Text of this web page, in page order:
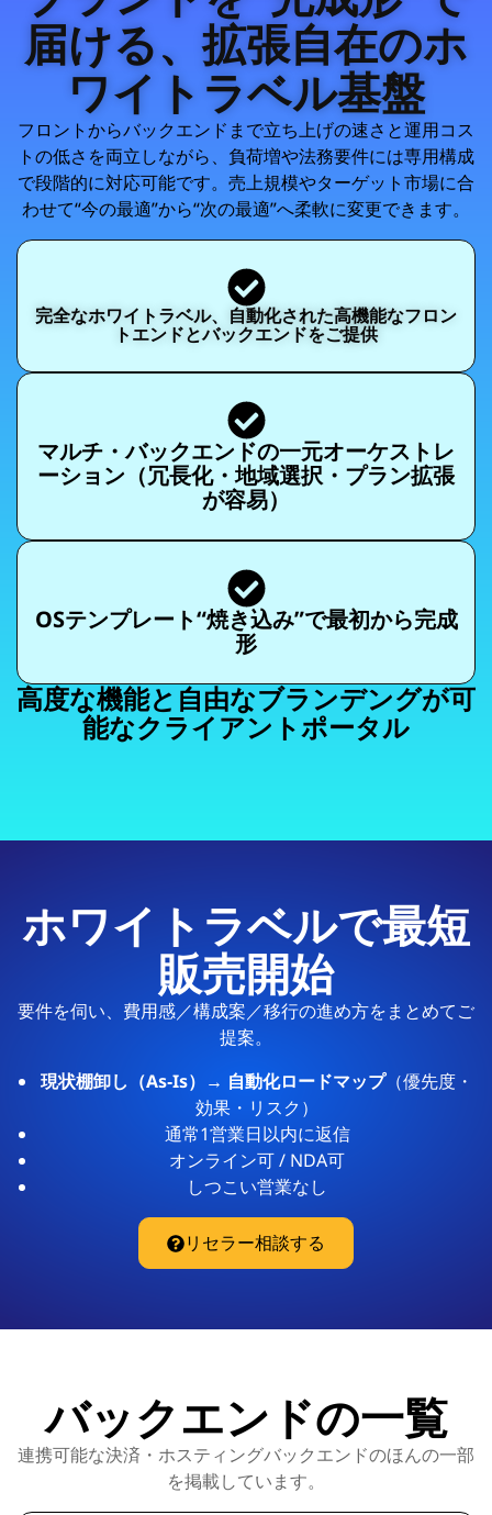
届ける、拡張自在のホ
ワイトラベル基盤
フロントからバックエンドまで立ち上げの速さと運用コス
トの低さを両立しながら、負荷増や法務要件には専用構成
で段階的に対応可能です。売上規模やターゲット市場に合
わせて“今の最適”から“次の最適”へ柔軟に変更できます。
完全なホワイトラベル、自動化された高機能なフロン
トエンドとバックエンドをご提供
マルチ・バックエンドの一元オーケストレ
ーション（冗長化・地域選択・プラン拡張
が容易）
OSテンプレート“焼き込み”で最初から完成
形
高度な機能と自由なブランデングが可
能なクライアントポータル
ホワイトラベルで最短
販売開始
要件を伺い、費用感／構成案／移行の進め方をまとめてご
提案。
現状棚卸し（As‑Is）→ 自動化ロードマップ（優先度・
効果・リスク）
通常1営業日以内に返信
オンライン可 / NDA可
しつこい営業なし
リセラー相談する
バックエンドの一覧
連携可能な決済・ホスティングバックエンドのほんの一部
を掲載しています。